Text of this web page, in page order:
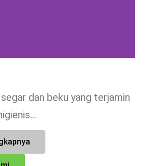
dan beku yang terjamin